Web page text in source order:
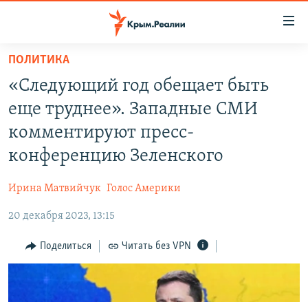
Вернуться
основному
содержанию
главной
Вернутся
СПЕЦПРОЕКТЫ
КАРТА ВОЕННЫХ ОБЪЕКТОВ КРЫМА
ИСТОРИЯ
ИНФОГРАФИКА
ТЕЛЕПРОЕКТ КРЫМ.РЕАЛИИ
СОВЕТЫ ПРАВОЗАЩИТНИКОВ
ПРОПАВШИЕ БЕЗ ВЕСТИ
РАДІО СВОБОДА
КАК ОБОЙТИ БЛОКИРОВКУ
Qırımtatar
ПОЛИТИКА
«Следующий год обещает быть
еще труднее». Западные СМИ
комментируют пресс-
конференцию Зеленского
Ирина Матвийчук Голос Америки
20 декабря 2023, 13:15
Поделиться Читать без VPN